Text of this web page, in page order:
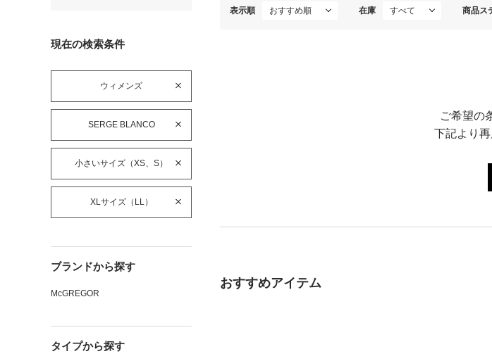
現在の検索条件
ウィメンズ
SERGE BLANCO
小さいサイズ（XS、S）
XLサイズ（LL）
ブランドから探す
McGREGOR
タイプから探す
表示順 在庫 商品ス
ご希望の
下記より
おすすめアイテム